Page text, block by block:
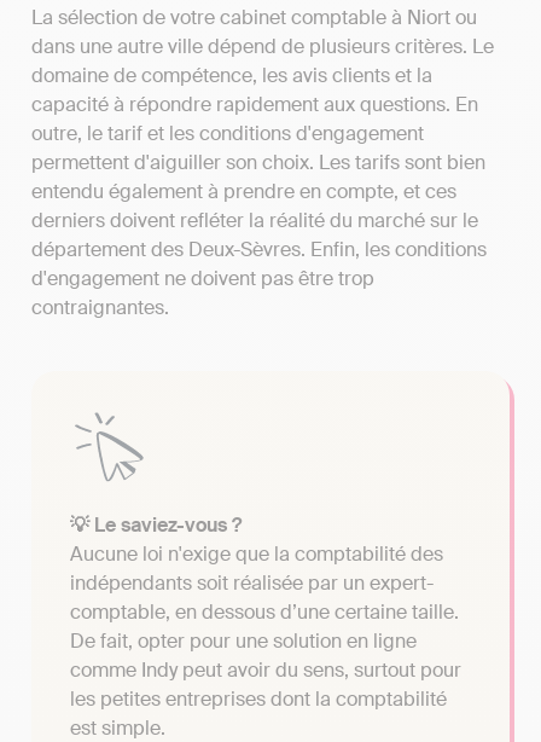
La sélection de votre cabinet comptable à Niort ou
dans une autre ville dépend de plusieurs critères. Le
domaine de compétence, les avis clients et la
capacité à répondre rapidement aux questions. En
outre, le tarif et les conditions d'engagement
permettent d'aiguiller son choix. Les tarifs sont bien
entendu également à prendre en compte, et ces
derniers doivent refléter la réalité du marché sur le
département des Deux-Sèvres. Enfin, les conditions
d'engagement ne doivent pas être trop
contraignantes.
💡 Le saviez-vous ?
Aucune loi n'exige que la comptabilité des
indépendants soit réalisée par un expert-
comptable, en dessous d’une certaine taille.
De fait, opter pour une solution en ligne
comme Indy peut avoir du sens, surtout pour
les petites entreprises dont la comptabilité
est simple.